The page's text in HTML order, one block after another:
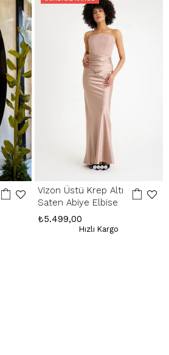
olması durumunda, stoklarımızda varsa
kesintisiz ücret iadesi gerçekleştirilir.
Halkevi Cad. No 11 SpringStore - Ortahisar
Vizon Üstü Krep Altı
Saten Abiye Elbise
₺5.499,00
Hızlı Kargo